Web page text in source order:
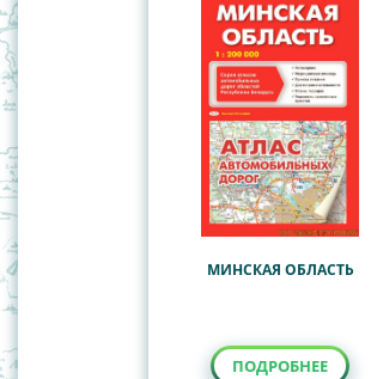
МИНСКАЯ ОБЛАСТЬ
ПОДРОБНЕЕ